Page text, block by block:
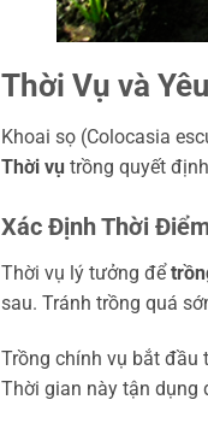
Thời Vụ và
Khoai sọ (Colocasia
Thời vụ trồng quyết
Xác Định Thời
Thời vụ lý tưởng để
sau. Tránh trồng quá
Trồng chính vụ bắt đầu
Thời gian này tận dụng